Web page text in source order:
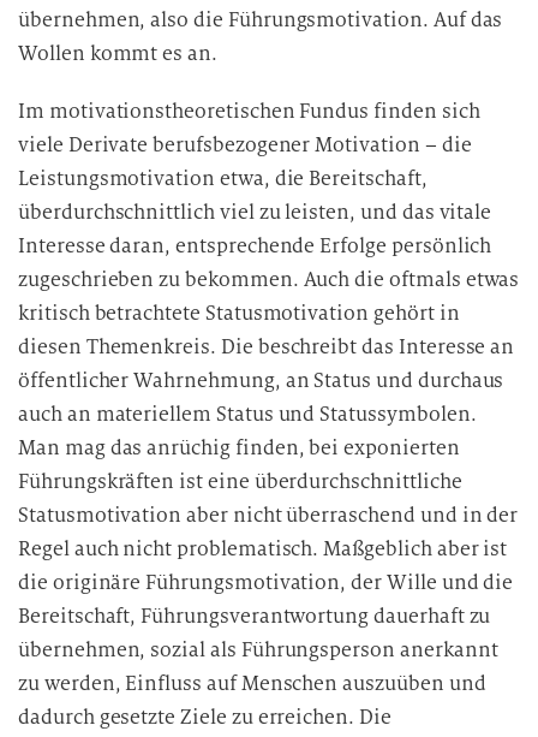
übernehmen, also die Führungsmotivation. Auf das
Wollen kommt es an.
Im motivationstheoretischen Fundus finden sich
viele Derivate berufsbezogener Motivation – die
Leistungsmotivation etwa, die Bereitschaft,
überdurchschnittlich viel zu leisten, und das vitale
Interesse daran, entsprechende Erfolge persönlich
zugeschrieben zu bekommen. Auch die oftmals etwas
kritisch betrachtete Statusmotivation gehört in
diesen Themenkreis. Die beschreibt das Interesse an
öffentlicher Wahrnehmung, an Status und durchaus
auch an materiellem Status und Statussymbolen.
Man mag das anrüchig finden, bei exponierten
Führungskräften ist eine überdurchschnittliche
Statusmotivation aber nicht überraschend und in der
Regel auch nicht problematisch. Maßgeblich aber ist
die originäre Führungsmotivation, der Wille und die
Bereitschaft, Führungsverantwortung dauerhaft zu
übernehmen, sozial als Führungsperson anerkannt
zu werden, Einfluss auf Menschen auszuüben und
dadurch gesetzte Ziele zu erreichen. Die